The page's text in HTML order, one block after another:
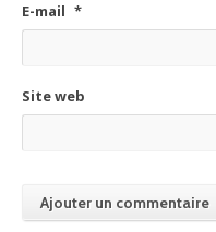
E-mail *
Site web